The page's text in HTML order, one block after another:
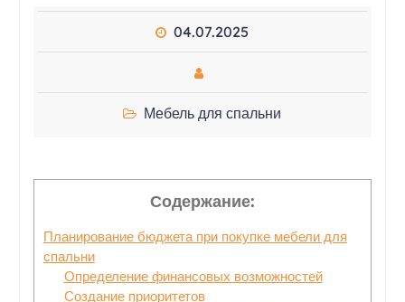
04.07.2025
Мебель для спальни
Содержание:
Планирование бюджета при покупке мебели для
спальни
Определение финансовых возможностей
Создание приоритетов